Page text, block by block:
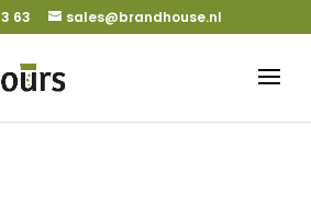
63 sales@brandhouse.nl